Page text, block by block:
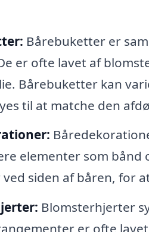
Bårebuketter er
er ofte lavet af
Bårebuketter kan
til at matche den
elementer som bånd
ved siden af båren, for
Blomsterhjerter
er ofte